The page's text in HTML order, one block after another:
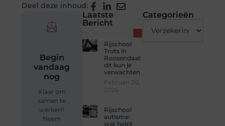
Deel deze inhoud:
Laatste
Bericht
Rijschool
Trots in
Roosendaal:
dit kun je
verwachten
Rijschool
autisme:
wat helpt
Categorieën
Begin
vandaag
nog
Klaar om
samen te
werken?
Neem